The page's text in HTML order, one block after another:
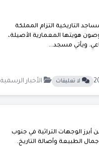
التاريخية التزام المملكة
هويتها المعمارية الأصيلة،
ويأتي مسجد...
لا تعليقات الأخبار الرسمية
الوجهات التراثية في جنوب
الطبيعة وأصالة التاريخ.